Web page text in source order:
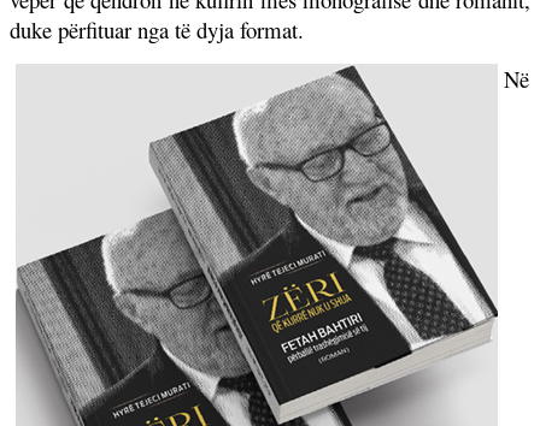
duke përfituar nga të dyja format.
Në